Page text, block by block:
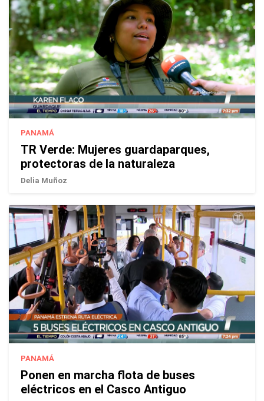
PANAMÁ
TR Verde: Mujeres guardaparques,
protectoras de la naturaleza
Delia Muñoz
PANAMÁ
Ponen en marcha flota de buses
eléctricos en el Casco Antiguo